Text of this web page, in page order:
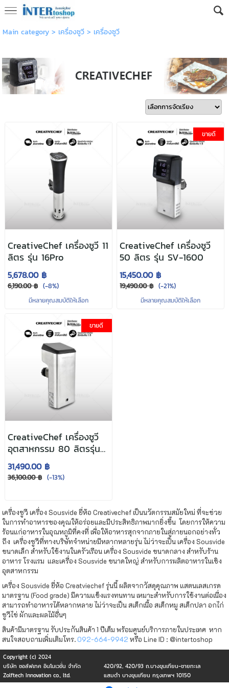
Main category> เครื่องซูวี> เครื่องซูวี
CreativeChef เครื่องซูวี 11
ลิตร รุ่น 16Pro
5,678.00 ฿
6,190.00 ฿ (-8%)
มีหลายคุณสมบัติให้เลือก
ขายดี
CreativeChef เครื่องซูวี
50 ลิตร รุ่น SV-1600
15,450.00 ฿
19,490.00 ฿ (-21%)
มีหลายคุณสมบัติให้เลือก
ขายดี
CreativeChef เครื่องซูวี
อุตสาหกรรม 80 ลิตรรุ่น
SV-2300
31,490.00 ฿
36,100.00 ฿ (-13%)
เครื่องซูวี เครื่อง Sousvide ยี่ห้อ Creativechef เป็นนวัตกรรมสมัยใหม่ ที่จะช่วย
ในการทำอาหารของคุณให้อร่อยและมีประสิทธิภาพมากยิ่งขึ้น โดยการให้ความ
ร้อนแก่อาหารในอุณหภูมิที่คงที่ เพื่อให้อาหารสุกจากภายในสู่ภายนอกอย่างทั่ว
ถึง เครื่องซูวีที่ทางบริษัทจำหน่ายมีหลากหลายรุ่น ไม่ว่าจะเป็น เครื่อง Sousvide
ขนาดเล็ก สำหรับใช้งานในครัวเรือน เครื่อง Sousvide ขนาดกลาง สำหรับร้าน
อาหาร โรงแรม และเครื่อง Sousvide ขนาดใหญ่ สำหรับการผลิตอาหารในเชิง
อุตสาหกรรม
เครื่อง Sousvide ยี่ห้อ Creatviechef รุ่นนี้ ผลิตจากวัสดุคุณภาพ แสตนเลสเกรด
มาตรฐาน (Food grade) มีความแข็งแรงทนทาน เหมาะสำหรับการใช้งานต่อเนื่อง
สามารถทำอาหารได้หลากหลาย ไม่ว่าจะเป็น สเต็กเนื้อ สเต็กหมู สเต็กปลา อกไก่
ซูวีไข่ ผักและผลไม้อื่นๆ
สินค้ามีมาตรฐาน รับประกันสินค้า 1 ปีเต็ม พร้อมศูนย์บริการภายในประเทศ หาก
สนใจสอบถามเพิ่มเติมโทร.092-664-9942 หรือ Line ID : @intertoshop
Copyright (c) 2024
บริษัท ซอล์ฟเทค อินโนเวชั่น จำกัด
420/92, 420/93 ถ.บางขุนเทียน-ชายทะเล
Zolftech Innovation co., ltd.
แสมดำ บางขุนเทียน กรุงเทพฯ 10150